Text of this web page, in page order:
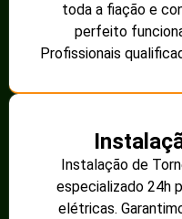
toda a fiação e
perfeito
Profissionais
Instalação de
especializado 24h
elétricas.